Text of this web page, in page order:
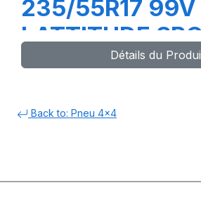
235/55R17 99V
LATTITUDE
Détails du
Back to: Pneu 4x4